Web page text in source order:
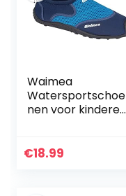
Waimea
Watersportschoe
nen voor kinderen,
€18.99